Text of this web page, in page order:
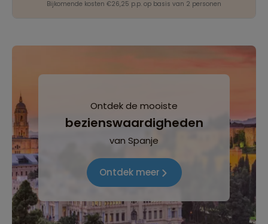
Bijkomende kosten €26,25 p.p. op basis van 2 personen
Ontdek de mooiste
bezienswaardigheden
van Spanje
Ontdek meer